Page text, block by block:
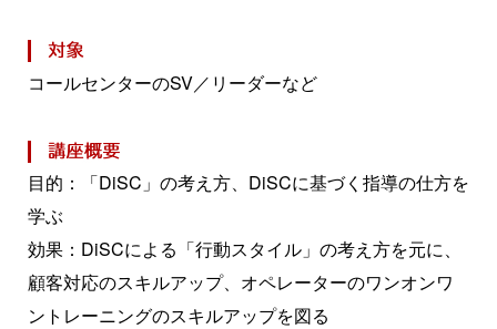
コールセンターのSV／リーダーなど
目的：「DiSC」の考え方、DiSCに基づく指導の仕方を
学ぶ
効果：DiSCによる「行動スタイル」の考え方を元に、
顧客対応のスキルアップ、オペレーターのワンオンワ
ントレーニングのスキルアップを図る